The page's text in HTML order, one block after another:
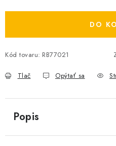
DO
Kód tovaru: RB77021
Tlač Opýtať sa
Popis